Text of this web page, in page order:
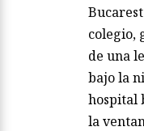
colegio,
de una
bajo la
hospital
la